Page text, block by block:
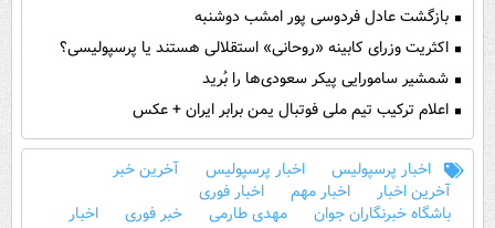
بازگشت عادل فردوسی پور امشب دوشنبه
اکثریت وزرای کابینه «روحانی» استقلالی هستند یا پرسپولیسی؟
شمشیر سامورایی پیکر سعودی‌ها را بُرید
اعلام ترکیب تیم ملی فوتبال یمن برابر ایران + عکس
اخبار پرسپولیس اخبار پرسپولیس
آخرین خبر
آخرین اخبار
اخبار مهم
اخبار فوری
باشگاه خبرنگاران جوان
مهدی طارمی خبر فوری اخبار